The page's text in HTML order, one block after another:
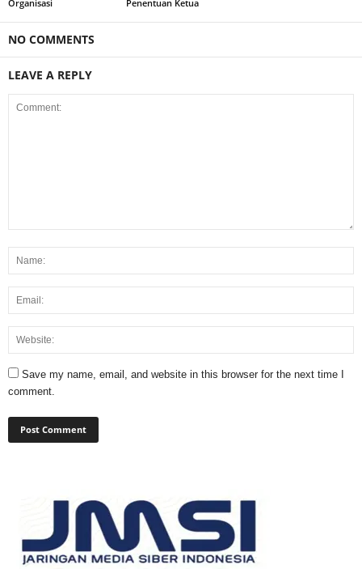
Organisasi Penentuan Ketua
NO COMMENTS
LEAVE A REPLY
Save my name, email, and website in this browser for the next time I
comment.